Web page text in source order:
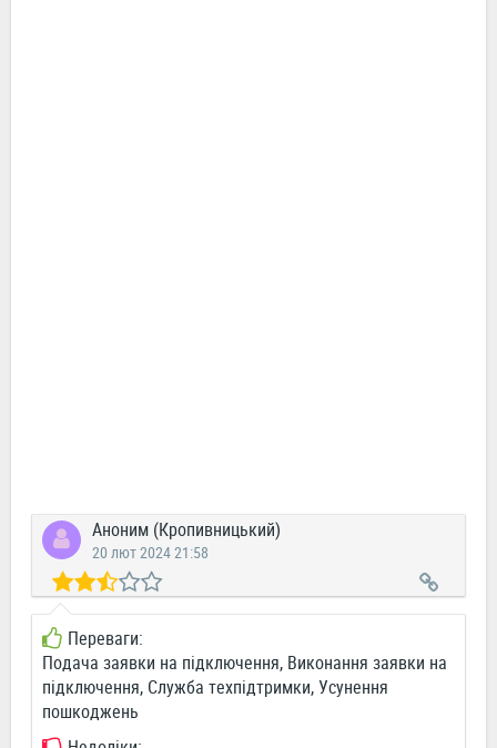
Аноним (Кропивницький)
20 лют 2024 21:58
Переваги:
Подача заявки на підключення, Виконання заявки на
підключення, Служба техпідтримки, Усунення
пошкоджень